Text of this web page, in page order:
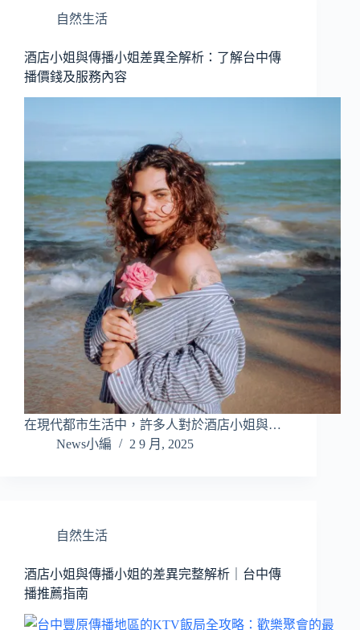
自然生活
酒店小姐與傳播小姐差異全解析：了解台中傳
播價錢及服務內容
在現代都市生活中，許多人對於酒店小姐與…
News小編
2 9 月, 2025
自然生活
酒店小姐與傳播小姐的差異完整解析｜台中傳
播推薦指南